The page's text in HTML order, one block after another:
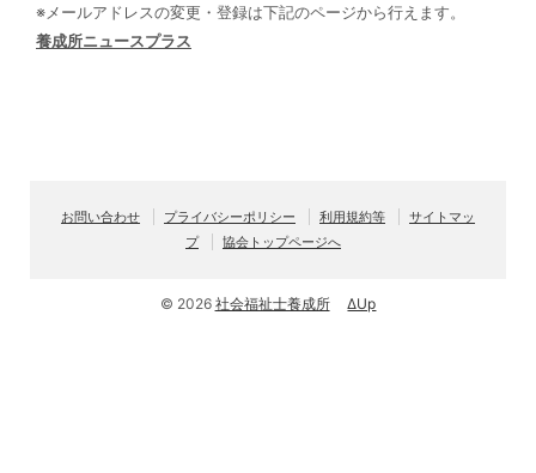
※メールアドレスの変更・登録は下記のページから行えます。
養成所ニュースプラス
お問い合わせ プライバシーポリシー 利用規約等
サイトマッ
プ
協会トップページへ
© 2026 社会福祉士養成所 ΔUp